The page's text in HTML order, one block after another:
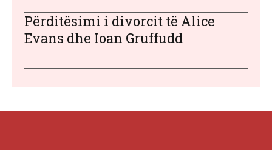
Përditësimi i divorcit të Alice
Evans dhe Ioan Gruffudd